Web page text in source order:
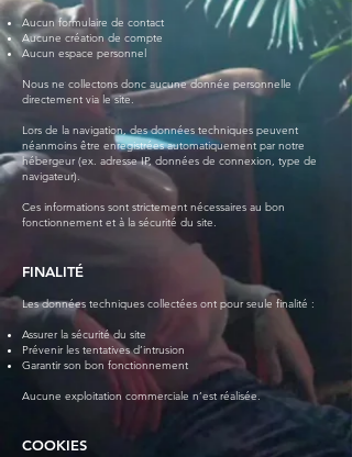
Aucun formulaire de contact
Aucune création de compte
Aucun espace personnel
Nous ne collectons donc aucune donnée personnelle
directement via le site.
Lors de la navigation, des données techniques peuvent
néanmoins être enregistrées automatiquement par notre
hébergeur (ex. adresse IP, données de connexion, type de
navigateur).
Ces informations sont strictement nécessaires au bon
fonctionnement et à la sécurité du site.
FINALITÉ
Les données techniques collectées ont pour seule finalité :
Assurer la sécurité du site
Prévenir les tentatives d’intrusion
Garantir son bon fonctionnement
Aucune exploitation commerciale n’est réalisée.
COOKIES